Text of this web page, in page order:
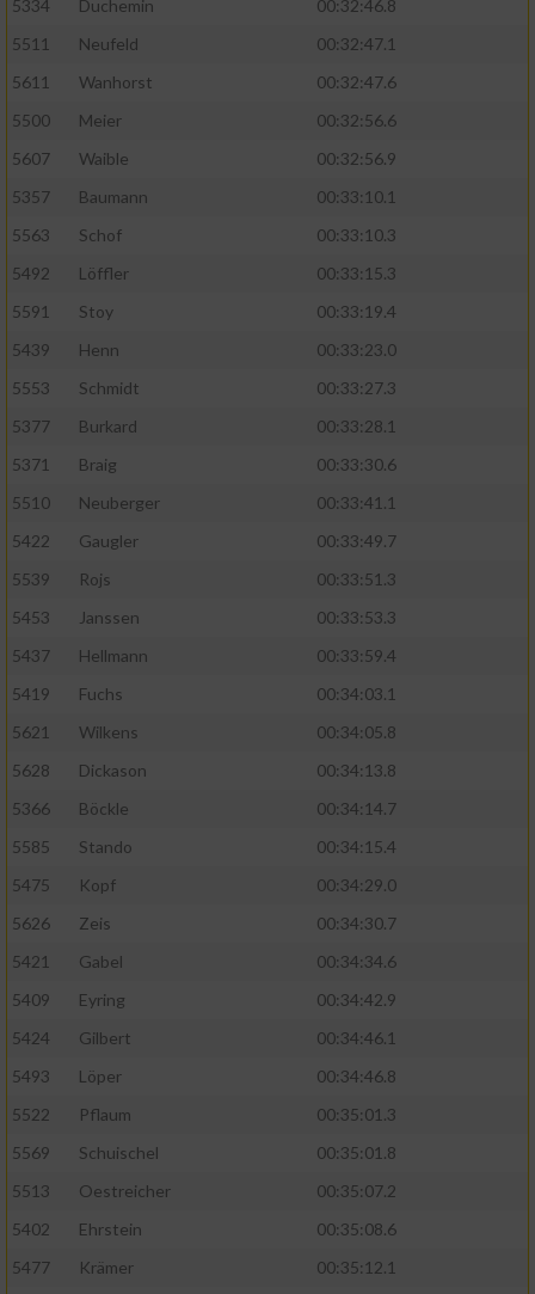
5334
Duchemin
00:32:46.8
5511
Neufeld
00:32:47.1
5611
Wanhorst
00:32:47.6
5500
Meier
00:32:56.6
5607
Waible
00:32:56.9
5357
Baumann
00:33:10.1
5563
Schof
00:33:10.3
5492
Löffler
00:33:15.3
5591
Stoy
00:33:19.4
5439
Henn
00:33:23.0
5553
Schmidt
00:33:27.3
5377
Burkard
00:33:28.1
5371
Braig
00:33:30.6
5510
Neuberger
00:33:41.1
5422
Gaugler
00:33:49.7
5539
Rojs
00:33:51.3
5453
Janssen
00:33:53.3
5437
Hellmann
00:33:59.4
5419
Fuchs
00:34:03.1
5621
Wilkens
00:34:05.8
5628
Dickason
00:34:13.8
5366
Böckle
00:34:14.7
5585
Stando
00:34:15.4
5475
Kopf
00:34:29.0
5626
Zeis
00:34:30.7
5421
Gabel
00:34:34.6
5409
Eyring
00:34:42.9
5424
Gilbert
00:34:46.1
5493
Löper
00:34:46.8
5522
Pflaum
00:35:01.3
5569
Schuischel
00:35:01.8
5513
Oestreicher
00:35:07.2
5402
Ehrstein
00:35:08.6
5477
Krämer
00:35:12.1